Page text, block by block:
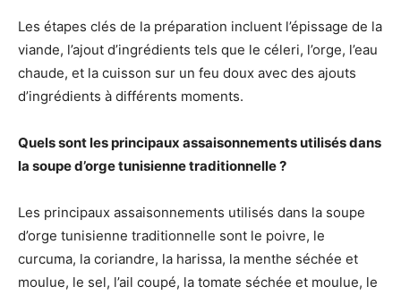
Les étapes clés de la préparation incluent l’épissage de la
viande, l’ajout d’ingrédients tels que le céleri, l’orge, l’eau
chaude, et la cuisson sur un feu doux avec des ajouts
d’ingrédients à différents moments.
Quels sont les principaux assaisonnements utilisés dans
la soupe d’orge tunisienne traditionnelle ?
Les principaux assaisonnements utilisés dans la soupe
d’orge tunisienne traditionnelle sont le poivre, le
curcuma, la coriandre, la harissa, la menthe séchée et
moulue, le sel, l’ail coupé, la tomate séchée et moulue, le